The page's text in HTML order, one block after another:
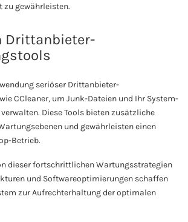
zu gewährleisten.
Drittanbieter-
seriöser Drittanbieter-
CCleaner, um Junk-Dateien und Ihr System-
Diese Tools bieten zusätzliche
und gewährleisten einen
Betrieb.
dieser fortschrittlichen Wartungsstrategien
und Softwareoptimierungen schaffen
zur Aufrechterhaltung der optimalen